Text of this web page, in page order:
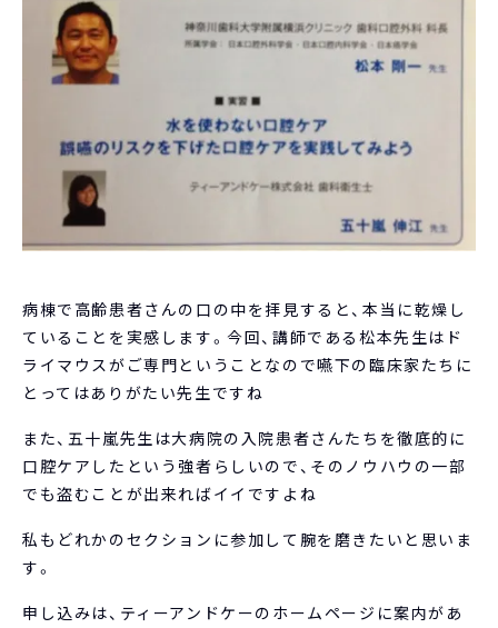
病棟で高齢患者さんの口の中を拝見すると、本当に乾燥し
ていることを実感します。今回、講師である松本先生はド
ライマウスがご専門ということなので嚥下の臨床家たちに
とってはありがたい先生ですね
また、五十嵐先生は大病院の入院患者さんたちを徹底的に
口腔ケアしたという強者らしいので、そのノウハウの一部
でも盗むことが出来ればイイですよね
私もどれかのセクションに参加して腕を磨きたいと思いま
す。
申し込みは、ティーアンドケーのホームページに案内があ